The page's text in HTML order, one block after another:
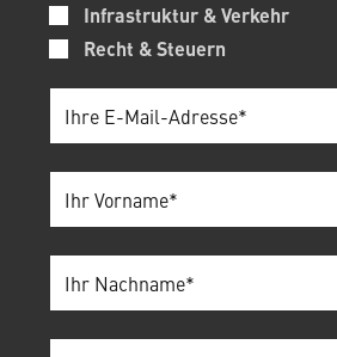
Infrastruktur & Verkehr
Recht & Steuern